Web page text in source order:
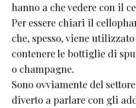
hanno a che vedere con il
Per essere chiari il
che, spesso, viene
contenere le bottiglie di
o champagne.
Sono ovviamente del
diverto a parlare con gli